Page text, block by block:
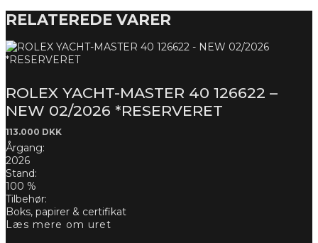
RELATEREDE VARER
ROLEX YACHT-MASTER 40 126622 –
NEW 02/2026 *RESERVERET
113.000 DKK
Årgang:
2026
Stand:
100 %
Tilbehør:
Boks, papirer & certifikat
Læs mere om uret